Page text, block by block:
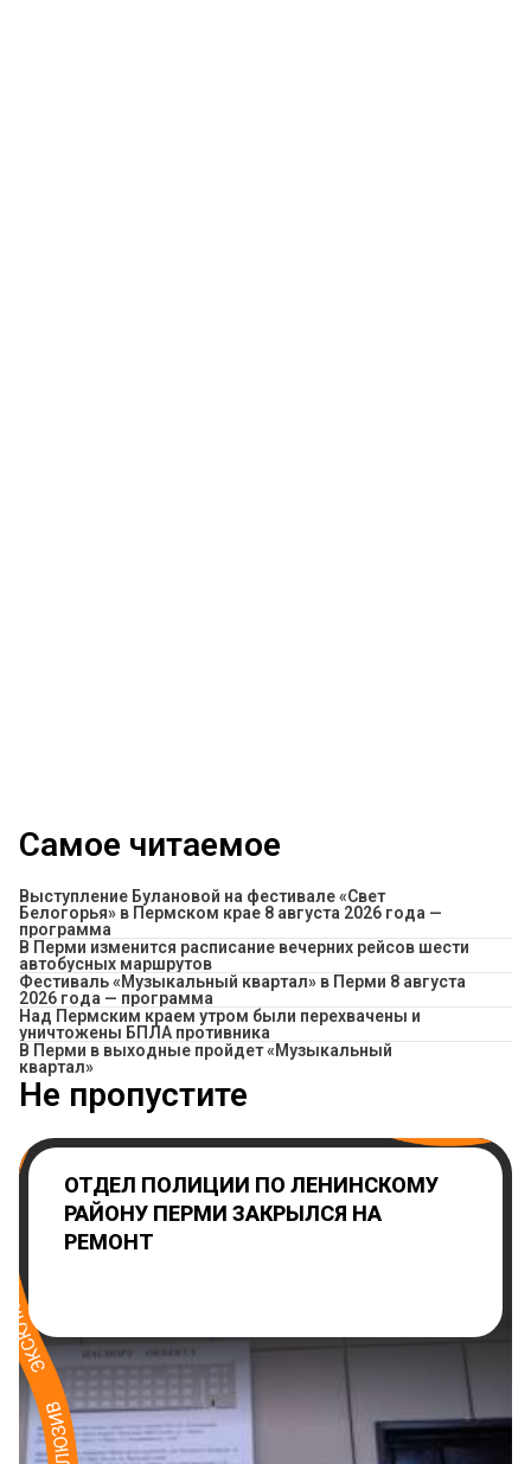
Самое читаемое
Выступление Булановой на фестивале «Свет
Белогорья» в Пермском крае 8 августа 2026 года —
программа
​В Перми изменится расписание вечерних рейсов шести
автобусных маршрутов
Фестиваль «Музыкальный квартал» в Перми 8 августа
2026 года — программа
Над Пермским краем утром были перехвачены и
уничтожены БПЛА противника
В Перми в выходные пройдет «Музыкальный
квартал»
Не пропустите
ОТДЕЛ ПОЛИЦИИ ПО ЛЕНИНСКОМУ
РАЙОНУ ПЕРМИ ЗАКРЫЛСЯ НА
РЕМОНТ